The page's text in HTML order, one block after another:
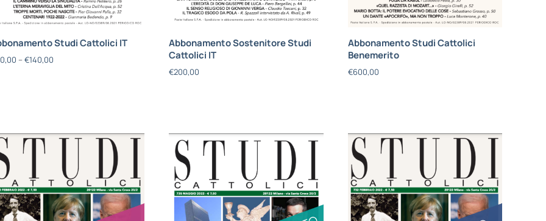
Studi Cattolici IT
– €140,00
Abbonamento Sostenitore Studi
Cattolici IT
€200,00
Abbonamento Studi Cattolici
Benemerito
€600,00